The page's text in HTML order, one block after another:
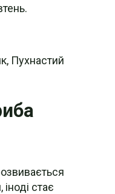
Пухнастий
стає